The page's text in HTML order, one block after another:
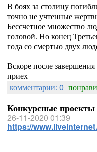
В боях за столицу
точно не учтенные
Бессчетное множество
головой. Но конец
года со смертью двух
Вскоре после
приех
комментарии: 0
Конкурсные проекты
26-11-2020 01:39
https://